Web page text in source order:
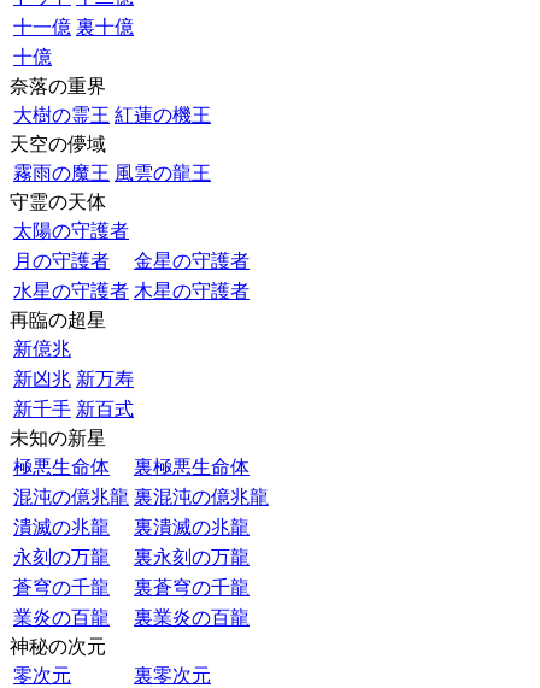
十一億 裏十億
十億
奈落の重界
大樹の霊王 紅蓮の機王
天空の儚域
霧雨の魔王 風雲の龍王
守霊の天体
太陽の守護者
月の守護者
金星の守護者
水星の守護者 木星の守護者
再臨の超星
新億兆
新凶兆 新万寿
新千手 新百式
未知の新星
極悪生命体
裏極悪生命体
混沌の億兆龍 裏混沌の億兆龍
潰滅の兆龍
裏潰滅の兆龍
永刻の万龍
裏永刻の万龍
蒼穹の千龍
裏蒼穹の千龍
業炎の百龍
裏業炎の百龍
神秘の次元
零次元
裏零次元